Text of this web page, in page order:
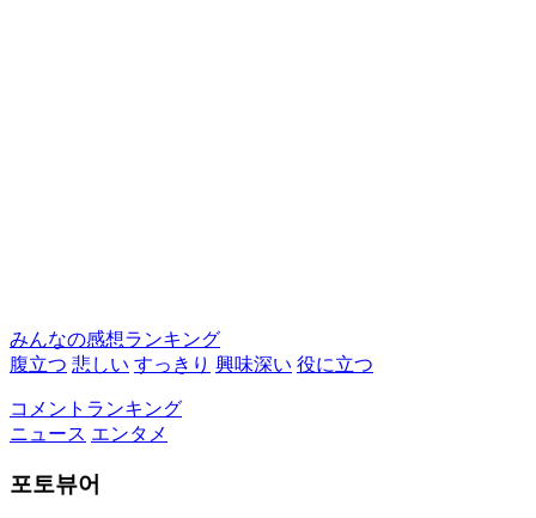
みんなの感想ランキング
腹立つ 悲しい すっきり 興味深い 役に立つ
コメントランキング
ニュース エンタメ
포토뷰어